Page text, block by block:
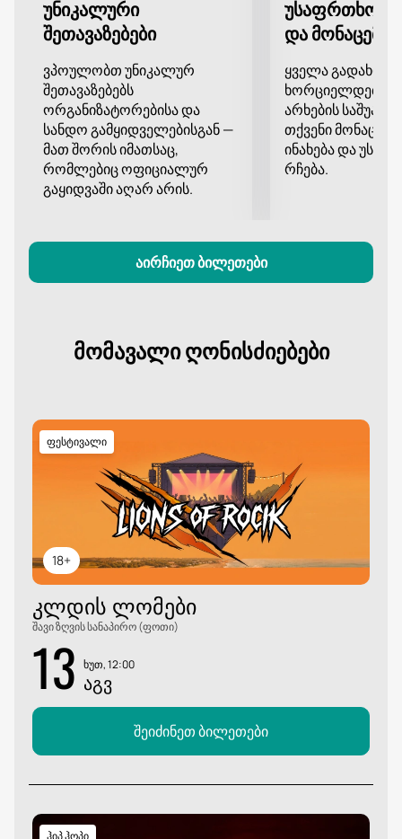
ტრანზაქციის უსაფრთხოებას და შეკვეთების სწრაფ
დამუშავებას.
არ გამოტოვოთ შესაძლებლობა დატკბეთ ანსამბლ
«ხორუმის» შესრულებით ბათუმის ი.ჭავჭავაძის
სახელობის სახელმწიფო დრამატულ თეატრში
საიუბილეო კონცერტზე! იყიდეთ თქვენი ბილეთები
დღეს!
უნიკალური
შეთავაზებები
ვპოულობთ უნიკალურ
შეთავაზებებს
ორგანიზატორებისა და
სანდო გამყიდველებისგან —
მათ შორის იმათსაც,
რომლებიც ოფიციალურ
გაყიდვაში აღარ არის.
უსაფრთხო
და
ყველა გადახდა
ხორციელდება
არხების
თქვენი
ინახება და
რჩება.
აირჩიეთ ბილეთები
მომავალი ღონისძიებები
18+
ფესტივალი
ᲙᲚᲓᲘᲡ ᲚᲝᲛᲔᲑᲘ
შავი ზღვის სანაპირო (ფოთი)
13 ხუთ, 12:00
ᲐᲒᲕ
შეიძინეთ ბილეთები